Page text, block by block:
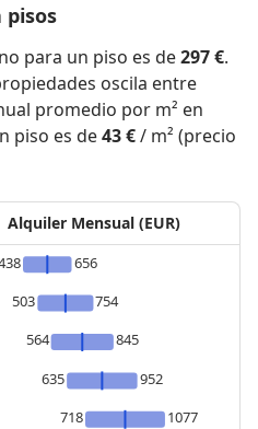
para un piso es de297 €.
oscila entre
promedio por m² en
piso es de43 €/ m² (precio
Alquiler Mensual (EUR)
656
503
754
564
845
635
952
718
1077